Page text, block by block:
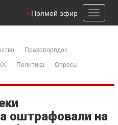
Toggle
Прямой эфир
Правопорядок
Политика
Опросы
оштрафовали на